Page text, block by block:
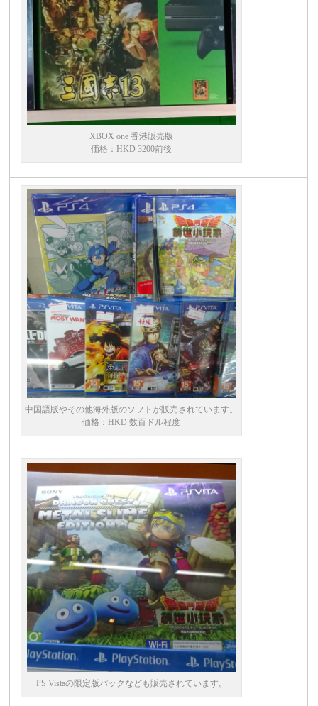
XBOX one 香港販売版
価格：HKD 3200前後
中国語版やその他海外版のソフトが販売されています。
価格：HKD 数百ドル程度
PS Vistaの限定版パックなども販売されています。